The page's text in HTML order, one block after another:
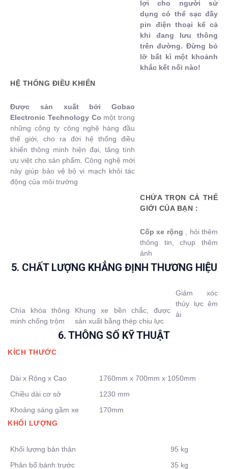
lợi cho người sử
dụng có thể sạc đầy
pin điện thoại kể cả
khi đang lưu thông
trên đường. Đừng bỏ
lỡ bất kì một khoảnh
khắc kết nối nào!
HỆ THỐNG ĐIỀU KHIỂN
Được sản xuất bởi Gobao
Electronic Technology Co một trong
những công ty công nghệ hàng đầu
thế giới, cho ra đời hệ thống điều
khiển thông minh hiện đại, tăng tính
ưu việt cho sản phẩm. Công nghệ mới
này giúp bảo vệ bộ vi mạch khỏi tác
động của môi trường
CHỨA TRỌN CẢ THẾ
GIỚI CỦA BẠN :
Cốp xe rộng , hỏi thêm
thông tin, chụp thêm
ảnh
5. CHẤT LƯỢNG KHẲNG ĐỊNH THƯƠNG HIỆU
Chìa khóa thông
minh chống trộm
Khung xe bền chắc, được
sản xuất bằng thép chịu lực
Giảm xóc
thủy lực êm
ái
6. THÔNG SỐ KỸ THUẬT
KÍCH THƯỚC
Dài x Rộng x Cao
1760mm x 700mm x 1050mm
Chiều dài cơ sở
1230 mm
Khoảng sáng gầm xe
170mm
KHỐI LƯỢNG
Khối lượng bản thân
95 kg
Phân bổ bánh trước
35 kg